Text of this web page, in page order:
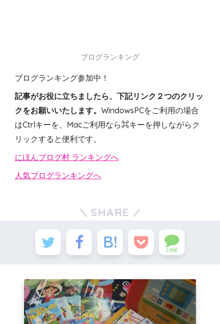
ブログランキング
ブログランキング参加中！
記事がお役に立ちましたら、下記リンク２つのクリッ
クをお願いいたします。 WindowsPCをご利用の場合
はCtrlキーを、Macご利用なら⌘キーを押しながらク
リックすると便利です。
にほんブログ村 ランキングへ
人気ブログランキングへ
SHARE
LINE